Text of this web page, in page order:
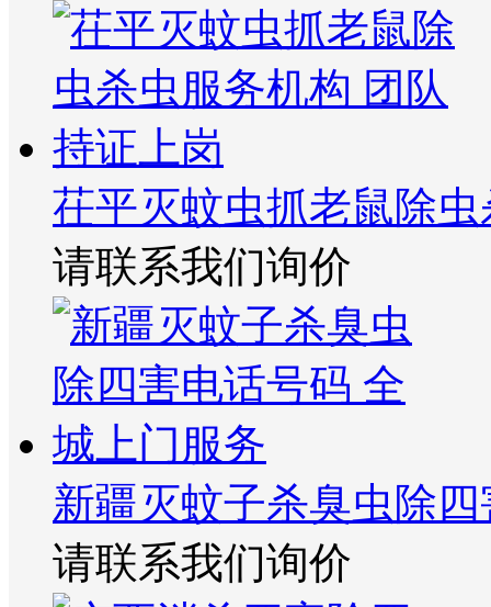
茌平灭蚊虫抓老鼠除
请联系我们询价
新疆灭蚊子杀臭虫除
请联系我们询价